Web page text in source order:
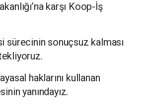
karşı Koop-İş
sürecinin sonuçsuz kalması
haklarını kullanan
yanındayız.